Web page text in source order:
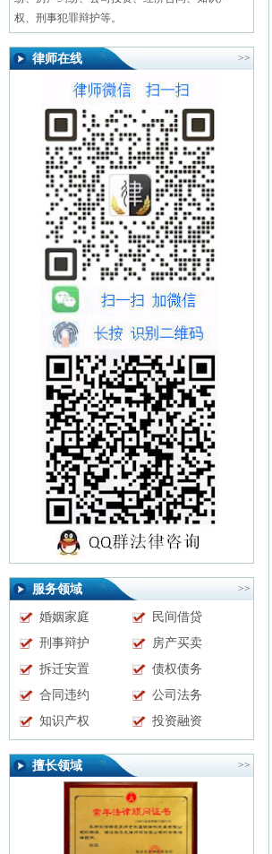
权、刑事犯罪辩护等。
律师在线 >>
服务领域 >>
婚姻家庭
民间借贷
刑事辩护
房产买卖
拆迁安置
债权债务
合同违约
公司法务
知识产权
投资融资
擅长领域 >>